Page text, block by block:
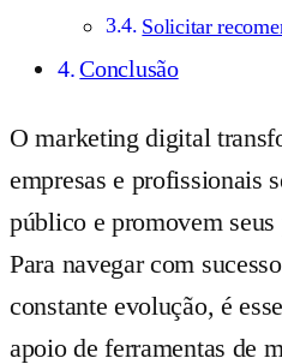
Solicitar
Conclusão
O marketing digital
empresas e profissionais
público e promovem
Para navegar com
constante evolução, é
apoio de ferramentas de